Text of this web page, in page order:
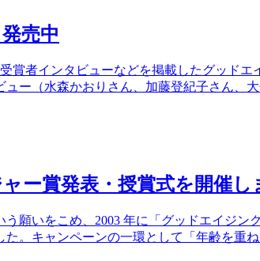
売中
賞者インタビューなどを掲載したグッドエ
ー（水森かおりさん、加藤登紀子さん、
ー賞発表・授賞式を開催し
う願いをこめ、2003 年に「グッドエイジン
。キャンペーンの一環として「年齢を重